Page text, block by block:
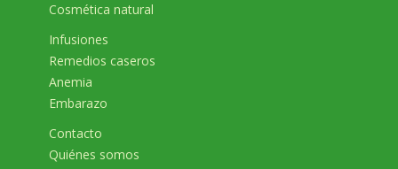
Cosmética natural
Infusiones
Remedios caseros
Anemia
Embarazo
Contacto
Quiénes somos